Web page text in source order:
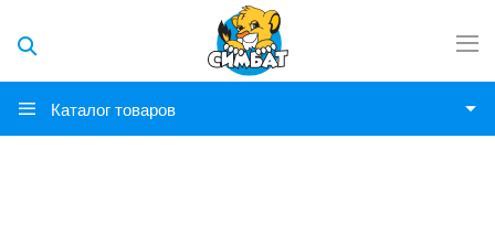
Каталог товаров